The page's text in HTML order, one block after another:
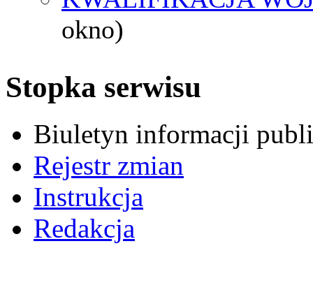
okno)
Stopka serwisu
Biuletyn informacji
Rejestr zmian
Instrukcja
Redakcja